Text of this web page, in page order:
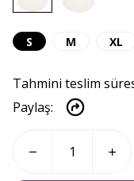
S M XL
Tahmini teslim
Paylaş: